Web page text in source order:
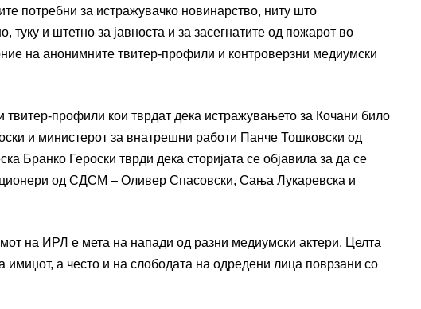
потребни за истражувачко новинарство, ниту што
туку и штетно за јавноста и за засегнатите од пожарот во
на анонимните твитер-профили и контроверзни медиумски
профили кои тврдат дека истражувањето за Кочани било
и министерот за внатрешни работи Панче Тошковски од
Бранко Героски тврди дека сторијата се објавила за да се
од СДСМ – Оливер Спасовски, Сања Лукаревска и
на ИРЛ е мета на напади од разни медиумски актери. Целта
имиџот, а често и на слободата на одредени лица поврзани со